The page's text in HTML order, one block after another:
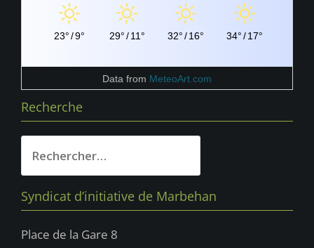
23°/9° 29°/ 11° 32°/ 16° 34°/ 17°
Data from MeteoArt.com
Recherche
Syndicat d’initiative de Marbehan
Place de la Gare 8